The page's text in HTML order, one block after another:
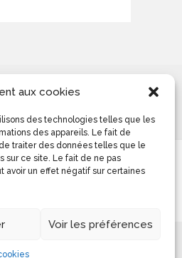
aux cookies
des technologies telles que les
des appareils. Le fait de
traiter des données telles que le
sur ce site. Le fait de ne pas
avoir un effet négatif sur certaines
Voir les préférences